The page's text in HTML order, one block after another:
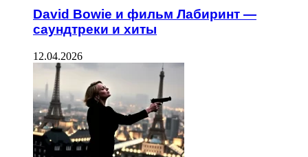
David Bowie и фильм Лабиринт —
саундтреки и хиты
12.04.2026